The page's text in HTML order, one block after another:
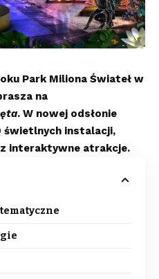
Park Miliona Świateł w
na
. W nowej odsłonie
świetlnych instalacji,
interaktywne atrakcje.